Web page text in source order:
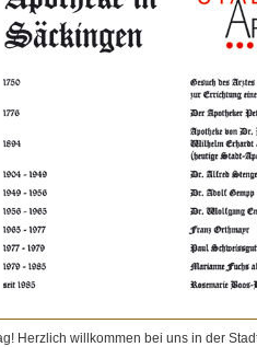
Herzlich willkommen bei uns in der